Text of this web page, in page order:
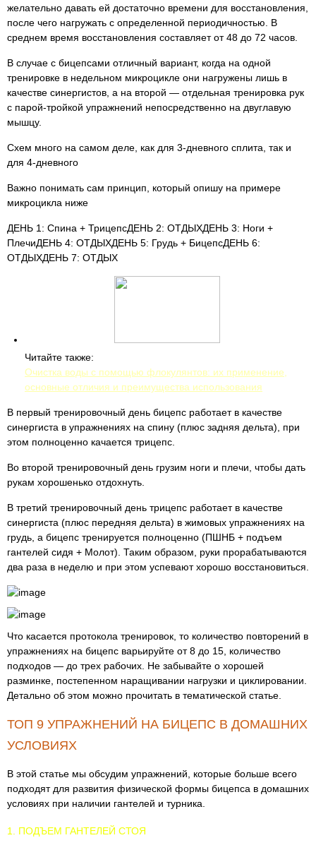
желательно давать ей достаточно времени для восстановления,
после чего нагружать с определенной периодичностью. В
среднем время восстановления составляет от 48 до 72 часов.
В случае с бицепсами отличный вариант, когда на одной
тренировке в недельном микроцикле они нагружены лишь в
качестве синергистов, а на второй — отдельная тренировка рук
с парой-тройкой упражнений непосредственно на двуглавую
мышцу.
Схем много на самом деле, как для 3-дневного сплита, так и
для 4-дневного
Важно понимать сам принцип, который опишу на примере
микроцикла ниже
ДЕНЬ 1: Спина + ТрицепсДЕНЬ 2: ОТДЫХДЕНЬ 3: Ноги +
ПлечиДЕНЬ 4: ОТДЫХДЕНЬ 5: Грудь + БицепсДЕНЬ 6:
ОТДЫХДЕНЬ 7: ОТДЫХ
Читайте также:
Очистка воды с помощью флокулянтов: их применение,
основные отличия и преимущества использования
В первый тренировочный день бицепс работает в качестве
синергиста в упражнениях на спину (плюс задняя дельта), при
этом полноценно качается трицепс.
Во второй тренировочный день грузим ноги и плечи, чтобы дать
рукам хорошенько отдохнуть.
В третий тренировочный день трицепс работает в качестве
синергиста (плюс передняя дельта) в жимовых упражнениях на
грудь, а бицепс тренируется полноценно (ПШНБ + подъем
гантелей сидя + Молот). Таким образом, руки прорабатываются
два раза в неделю и при этом успевают хорошо восстановиться.
Что касается протокола тренировок, то количество повторений в
упражнениях на бицепс варьируйте от 8 до 15, количество
подходов — до трех рабочих. Не забывайте о хорошей
разминке, постепенном наращивании нагрузки и циклировании.
Детально об этом можно прочитать в тематической статье.
ТОП 9 УПРАЖНЕНИЙ НА БИЦЕПС В ДОМАШНИХ
УСЛОВИЯХ
В этой статье мы обсудим упражнений, которые больше всего
подходят для развития физической формы бицепса в домашних
условиях при наличии гантелей и турника.
1. ПОДЪЕМ ГАНТЕЛЕЙ СТОЯ